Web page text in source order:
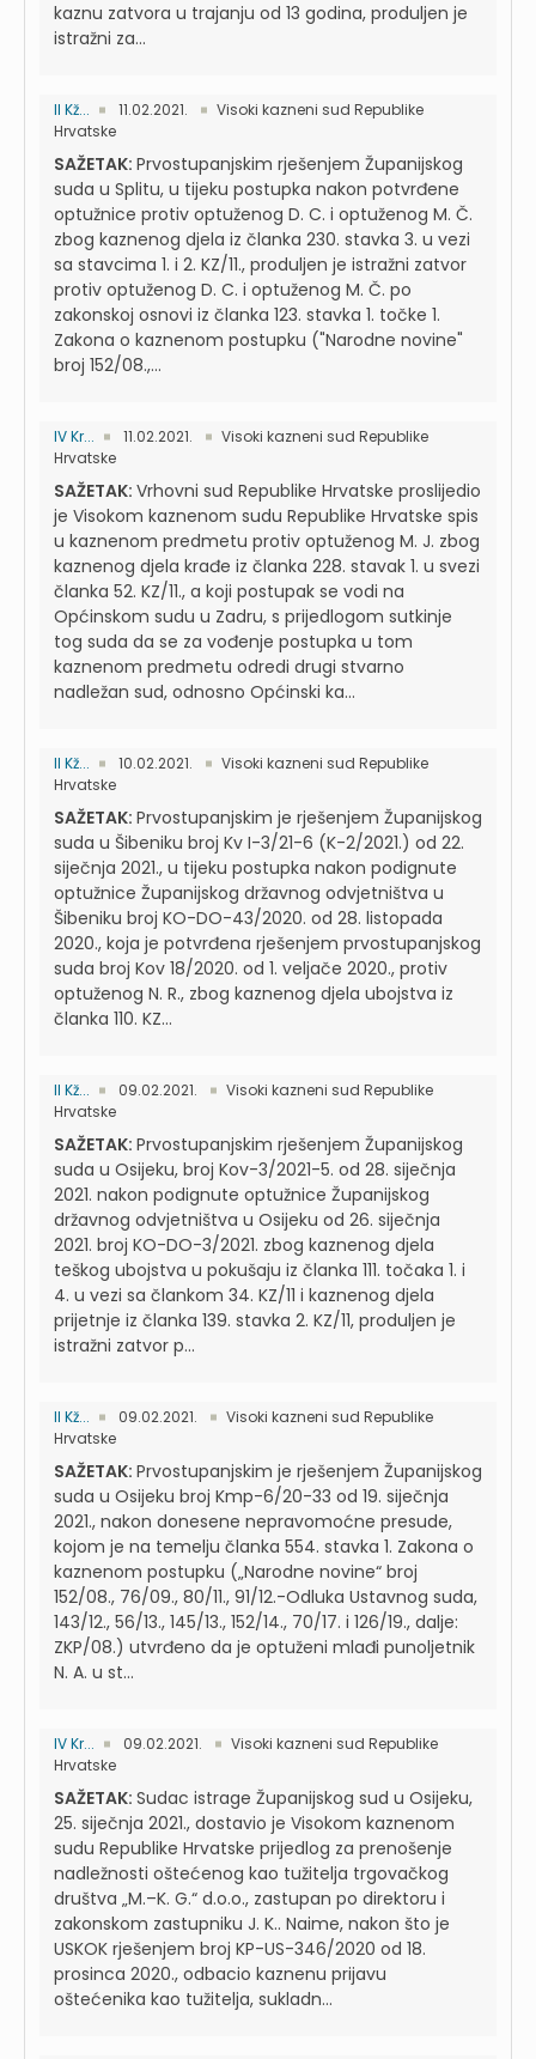
kaznu zatvora u trajanju od 13 godina, produljen je
istražni za...
II Kž... 11.02.2021.
Visoki kazneni sud Republike
Hrvatske
SAŽETAK: Prvostupanjskim rješenjem Županijskog
suda u Splitu, u tijeku postupka nakon potvrđene
optužnice protiv optuženog D. C. i optuženog M. Č.
zbog kaznenog djela iz članka 230. stavka 3. u vezi
sa stavcima 1. i 2. KZ/11., produljen je istražni zatvor
protiv optuženog D. C. i optuženog M. Č. po
zakonskoj osnovi iz članka 123. stavka 1. točke 1.
Zakona o kaznenom postupku ("Narodne novine"
broj 152/08.,...
IV Kr... 11.02.2021.
Visoki kazneni sud Republike
Hrvatske
SAŽETAK: Vrhovni sud Republike Hrvatske proslijedio
je Visokom kaznenom sudu Republike Hrvatske spis
u kaznenom predmetu protiv optuženog M. J. zbog
kaznenog djela krađe iz članka 228. stavak 1. u svezi
članka 52. KZ/11., a koji postupak se vodi na
Općinskom sudu u Zadru, s prijedlogom sutkinje
tog suda da se za vođenje postupka u tom
kaznenom predmetu odredi drugi stvarno
nadležan sud, odnosno Općinski ka...
II Kž... 10.02.2021.
Visoki kazneni sud Republike
Hrvatske
SAŽETAK: Prvostupanjskim je rješenjem Županijskog
suda u Šibeniku broj Kv I-3/21-6 (K-2/2021.) od 22.
siječnja 2021., u tijeku postupka nakon podignute
optužnice Županijskog državnog odvjetništva u
Šibeniku broj KO-DO-43/2020. od 28. listopada
2020., koja je potvrđena rješenjem prvostupanjskog
suda broj Kov 18/2020. od 1. veljače 2020., protiv
optuženog N. R., zbog kaznenog djela ubojstva iz
članka 110. KZ...
II Kž... 09.02.2021.
Visoki kazneni sud Republike
Hrvatske
SAŽETAK: Prvostupanjskim rješenjem Županijskog
suda u Osijeku, broj Kov-3/2021-5. od 28. siječnja
2021. nakon podignute optužnice Županijskog
državnog odvjetništva u Osijeku od 26. siječnja
2021. broj KO-DO-3/2021. zbog kaznenog djela
teškog ubojstva u pokušaju iz članka 111. točaka 1. i
4. u vezi sa člankom 34. KZ/11 i kaznenog djela
prijetnje iz članka 139. stavka 2. KZ/11, produljen je
istražni zatvor p...
II Kž... 09.02.2021.
Visoki kazneni sud Republike
Hrvatske
SAŽETAK: Prvostupanjskim je rješenjem Županijskog
suda u Osijeku broj Kmp-6/20-33 od 19. siječnja
2021., nakon donesene nepravomoćne presude,
kojom je na temelju članka 554. stavka 1. Zakona o
kaznenom postupku („Narodne novine“ broj
152/08., 76/09., 80/11., 91/12.-Odluka Ustavnog suda,
143/12., 56/13., 145/13., 152/14., 70/17. i 126/19., dalje:
ZKP/08.) utvrđeno da je optuženi mlađi punoljetnik
N. A. u st...
IV Kr... 09.02.2021.
Visoki kazneni sud Republike
Hrvatske
SAŽETAK: Sudac istrage Županijskog sud u Osijeku,
25. siječnja 2021., dostavio je Visokom kaznenom
sudu Republike Hrvatske prijedlog za prenošenje
nadležnosti oštećenog kao tužitelja trgovačkog
društva „M.–K. G.“ d.o.o., zastupan po direktoru i
zakonskom zastupniku J. K.. Naime, nakon što je
USKOK rješenjem broj KP-US-346/2020 od 18.
prosinca 2020., odbacio kaznenu prijavu
oštećenika kao tužitelja, sukladn...